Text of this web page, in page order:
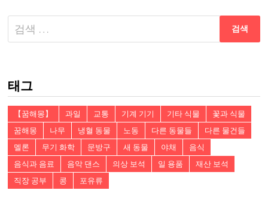
다
음
태그
【꿈해몽】 과일 교통 기계 기기 기타 식물
꽃과 식물
꿈해몽
나무 냉혈 동물 노동 다른 동물들
다른 물건들
멜론
무기 화학 문방구 새 동물 야채
음식
음식과 음료
음악 댄스 의상 보석 일 용품
재산 보석
직장 공부
콩 포유류